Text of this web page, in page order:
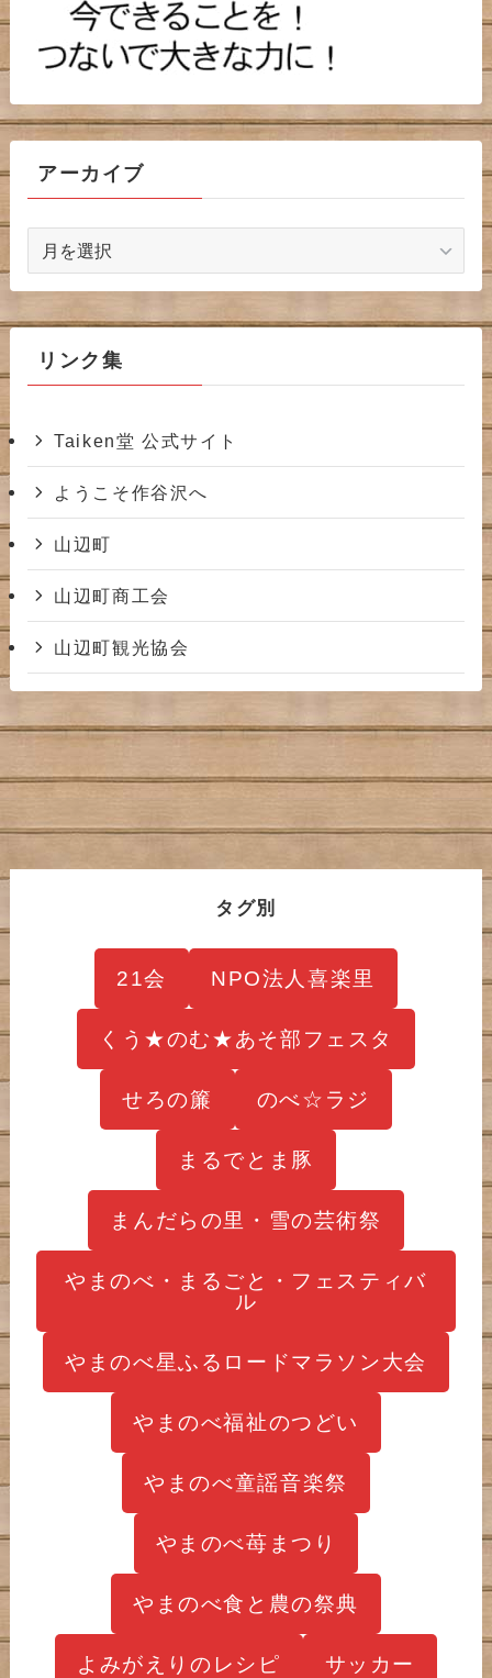
アーカイブ
カ
イ
ブリンク集
Taiken堂 公式サイト
ようこそ作谷沢へ
山辺町
山辺町商工会
山辺町観光協会
タグ別
21会 NPO法人喜楽里
くう★のむ★あそ部フェスタ
せろの簾 のべ☆ラジ
まるでとま豚
まんだらの里・雪の芸術祭
やまのべ・まるごと・フェスティバ
ル
やまのべ星ふるロードマラソン大会
やまのべ福祉のつどい
やまのべ童謡音楽祭
やまのべ苺まつり
やまのべ食と農の祭典
よみがえりのレシピ サッカー